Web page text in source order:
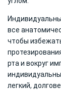
все
чтобы
рта и вокруг
легкий,